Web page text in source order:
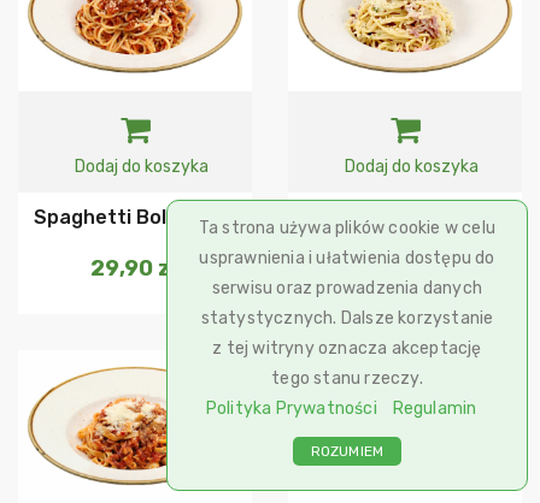
Ta strona używa plików cookie w celu
usprawnienia i ułatwienia dostępu do
serwisu oraz prowadzenia danych
statystycznych. Dalsze korzystanie
z tej witryny oznacza akceptację
tego stanu rzeczy.
Polityka Prywatności
Regulamin
ROZUMIEM
Dodaj do koszyka
Spaghetti Bolognese
29,90 zł
Dodaj do koszyka
Spaghetti Carbonara
33,90zł